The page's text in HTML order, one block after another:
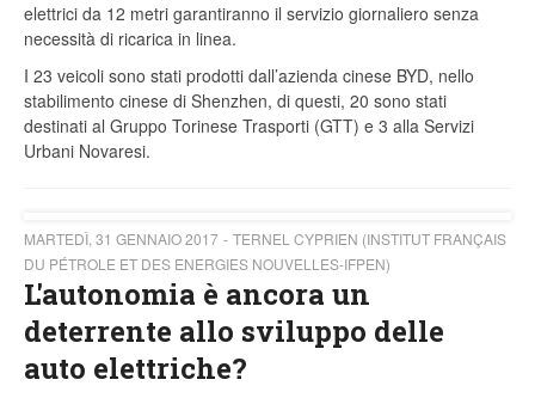
elettrici da 12 metri garantiranno il servizio giornaliero senza
necessità di ricarica in linea.
I 23 veicoli sono stati prodotti dall’azienda cinese BYD, nello
stabilimento cinese di Shenzhen, di questi, 20 sono stati
destinati al Gruppo Torinese Trasporti (GTT) e 3 alla Servizi
Urbani Novaresi.
MARTEDÌ, 31 GENNAIO 2017
TERNEL CYPRIEN (INSTITUT FRANÇAIS
DU PÉTROLE ET DES ENERGIES NOUVELLES-IFPEN)
L'autonomia è ancora un
deterrente allo sviluppo delle
auto elettriche?